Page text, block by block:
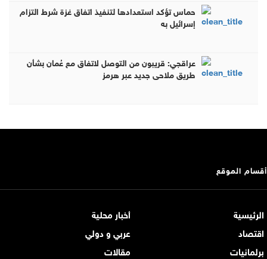
حماس تؤكد استعدادها لتنفيذ اتفاق غزة شرط التزام
إسرائيل به
عراقجي: قريبون من التوصل لاتفاق مع عُمان بشأن
طريق ملاحي جديد عبر هرمز
أقسام الموقع
الرئيسية
أخبار محلية
اقتصاد
عربي و دولي
برلمانيات
مقالات